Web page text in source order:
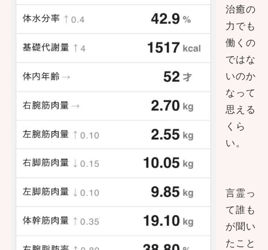
治癒の
力でも
働くの
ではな
いのか
なって
思える
くら
い。
言霊っ
て誰も
が聞い
たこと